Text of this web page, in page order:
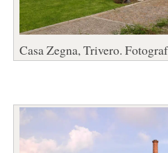
Casa Zegna, Trivero.